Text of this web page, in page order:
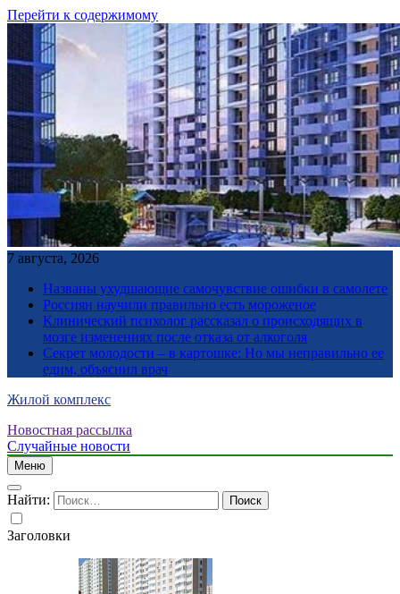
Перейти к содержимому
7 августа, 2026
Названы ухудшающие самочувствие ошибки в самолете
Россиян научили правильно есть мороженое
Клинический психолог рассказал о происходящих в
мозге изменениях после отказа от алкоголя
Секрет молодости – в картошке: Но мы неправильно ее
едим, объяснил врач
Жилой комплекс
Новостная рассылка
Случайные новости
Меню
Найти:
Заголовки